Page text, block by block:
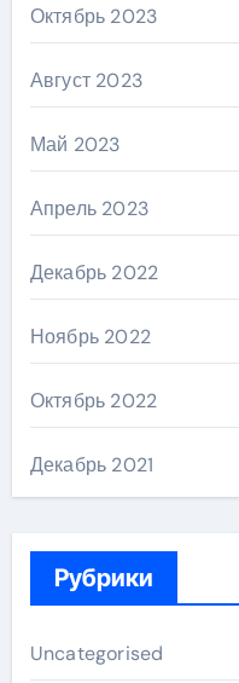
Октябрь 2023
Август 2023
Май 2023
Апрель 2023
Декабрь 2022
Ноябрь 2022
Октябрь 2022
Декабрь 2021
Рубрики
Uncategorised